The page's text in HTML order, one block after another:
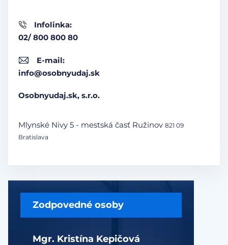
Zodpovedné osoby
Mgr. Kristína Kepičová
Infolinka:
02/ 800 800 80
E-mail:
info@osobnyudaj.sk
Osobnyudaj.sk, s.r.o.
Mlynské Nivy 5 - mestská časť Ružinov 821 09
Bratislava